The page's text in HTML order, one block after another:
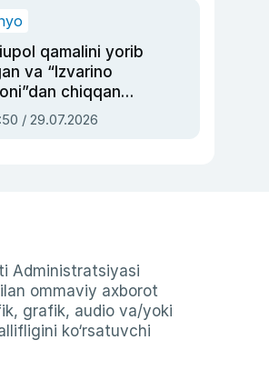
qamalini yorib
va “Izvarino
chiqqan
— Ukraina
bosh
/ 29.07.2026
Administratsiyasi
ommaviy axborot
grafik, audio va/yoki
ko‘rsatuvchi